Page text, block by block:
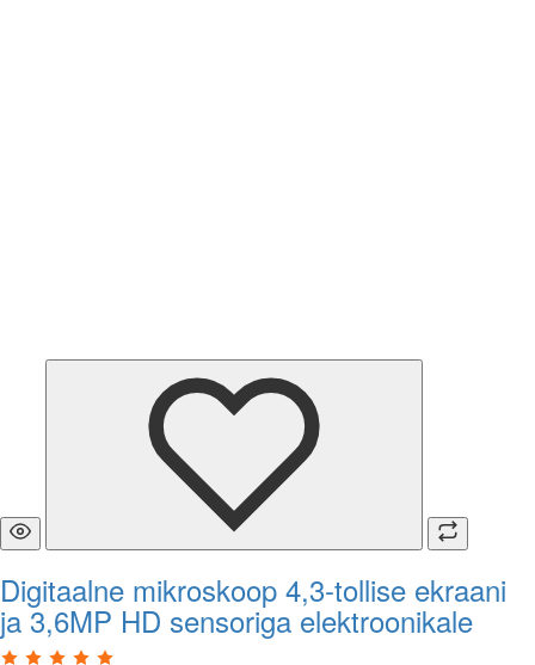
Digitaalne mikroskoop 4,3-tollise ekraani
ja 3,6MP HD sensoriga elektroonikale